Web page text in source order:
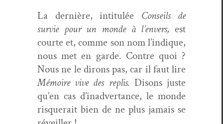
La dernière, inti­t­ulée Con­seils de
survie pour un monde à l’envers, est
courte et, comme son nom l’indique,
nous met en garde. Con­tre quoi ?
Nous ne le dirons pas, car il faut lire
Mémoire vive des replis. Dis­ons juste
qu’en cas d’inadvertance, le monde
ris­querait bien de ne plus jamais se